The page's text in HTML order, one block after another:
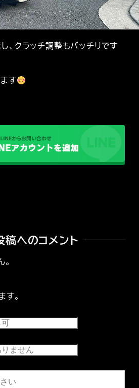
、クラッチ調整もバッチリです
す
稿へのコメント
。